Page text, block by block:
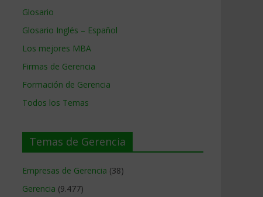
Glosario
Glosario Inglés – Español
Los mejores MBA
Firmas de Gerencia
Formación de Gerencia
Todos los Temas
Temas de Gerencia
Empresas de Gerencia (38)
Gerencia (9.477)